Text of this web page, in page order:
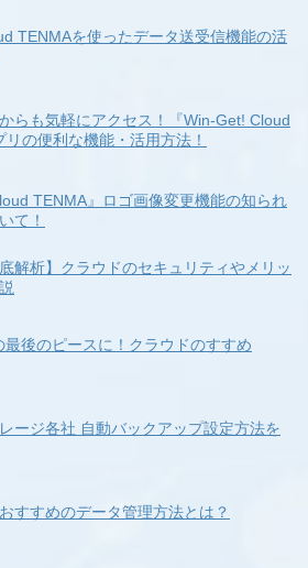
TENMAを使ったデータ送受信機能の活
らも気軽にアクセス！『Win-Get! Cloud
の便利な機能・活用方法！
TENMA』ロゴ画像変更機能の知られ
て！
底解析】クラウドのセキュリティやメリッ
後のピースに！クラウドのすすめ
ージ各社 自動バックアップ設定方法を
すすめのデータ管理方法とは？